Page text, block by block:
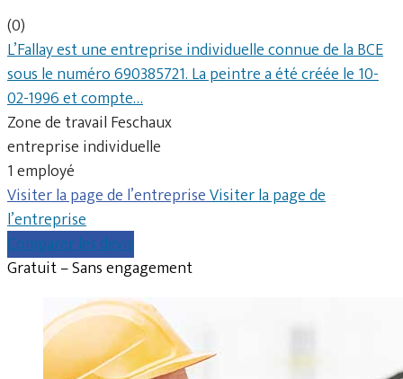
(0)
L’Fallay est une entreprise individuelle connue de la BCE
sous le numéro 690385721. La peintre a été créée le 10-
02-1996 et compte…
Zone de travail Feschaux
entreprise individuelle
1 employé
Visiter la page de l’entrepriseVisiter la page de
l’entreprise
Comparer les devis
Gratuit – Sans engagement